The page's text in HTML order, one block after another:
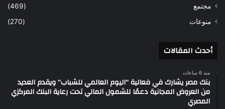
مجتمع
(469)
منوعات
(270)
أحدث المقالات
منذ 6 ساعات
بنك مصر يشارك في فعالية “اليوم العالمي للشباب” ويقدم العديد
من العروض المجانية دعمًا للشمول المالي تحت رعاية البنك المركزي
المصري